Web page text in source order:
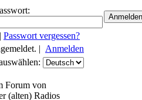
| Passwort vergessen?
| Anmelden
Forum von
(alten) Radios